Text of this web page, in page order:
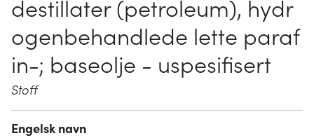
destillater (petroleum), hydr
ogenbehandlede lette paraf
in-; baseolje - uspesifisert
Stoff
Engelsk navn